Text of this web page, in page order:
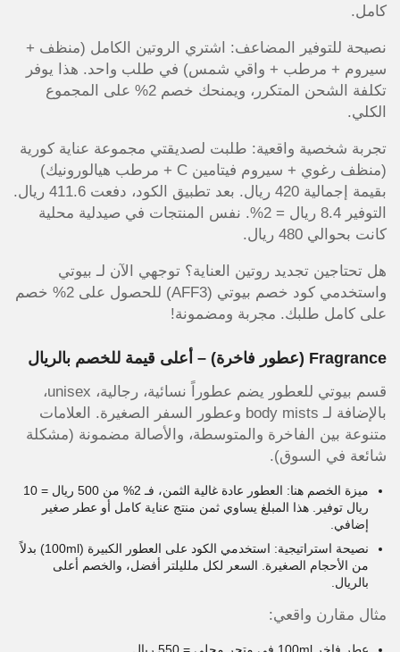
كامل.
نصيحة للتوفير المضاعف: اشتري الروتين الكامل (منظف +
سيروم + مرطب + واقي شمس) في طلب واحد. هذا يوفر
تكلفة الشحن المتكرر، ويمنحك خصم 2% على المجموع
الكلي.
تجربة شخصية واقعية: طلبت لصديقتي مجموعة عناية كورية
(منظف رغوي + سيروم فيتامين C + مرطب هيالورونيك)
بقيمة إجمالية 420 ريال. بعد تطبيق الكود، دفعت 411.6 ريال.
التوفير 8.4 ريال = 2%. نفس المنتجات في صيدلية محلية
كانت بحوالي 480 ريال.
هل تحتاجين تجديد روتين العناية؟ توجهي الآن لـ بيوتي
واستخدمي كود خصم بيوتي (AFF3) للحصول على 2% خصم
على كامل طلبك. مجربة ومضمونة!
Fragrance (عطور فاخرة) – أعلى قيمة للخصم بالريال
قسم بيوتي للعطور يضم عطوراً نسائية، رجالية، unisex،
بالإضافة لـ body mists وعطور السفر الصغيرة. العلامات
متنوعة بين الفاخرة والمتوسطة، والأصالة مضمونة (مشكلة
شائعة في السوق).
ميزة الخصم هنا: العطور عادة غالية الثمن، فـ 2% من 500 ريال = 10
ريال توفير. هذا المبلغ يساوي ثمن منتج عناية كامل أو عطر صغير
إضافي.
نصيحة استراتيجية: استخدمي الكود على العطور الكبيرة (100ml) بدلاً
من الأحجام الصغيرة. السعر لكل ملليلتر أفضل، والخصم أعلى
بالريال.
مثال مقارن واقعي:
عطر فاخر 100ml في متجر محلي = 550 ريال